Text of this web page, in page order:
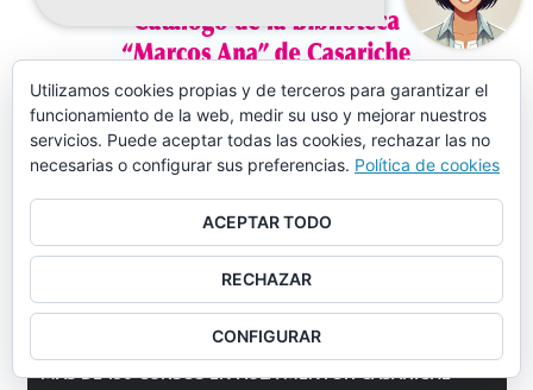
MÁS DE 150 CURSOS EN AULA MENTOR CASARICHE
Utilizamos cookies propias y de terceros para garantizar el
funcionamiento de la web, medir su uso y mejorar nuestros
servicios. Puede aceptar todas las cookies, rechazar las no
necesarias o configurar sus preferencias. Política de cookies
ACEPTAR TODO
RECHAZAR
CONFIGURAR